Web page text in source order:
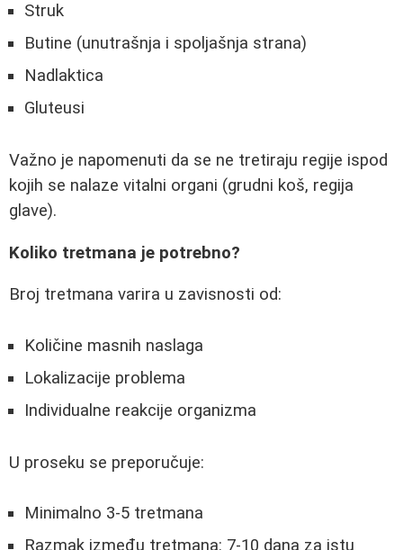
Struk
Butine (unutrašnja i spoljašnja strana)
Nadlaktica
Gluteusi
Važno je napomenuti da se ne tretiraju regije ispod
kojih se nalaze vitalni organi (grudni koš, regija
glave).
Koliko tretmana je potrebno?
Broj tretmana varira u zavisnosti od:
Količine masnih naslaga
Lokalizacije problema
Individualne reakcije organizma
U proseku se preporučuje:
Minimalno 3-5 tretmana
Razmak između tretmana: 7-10 dana za istu